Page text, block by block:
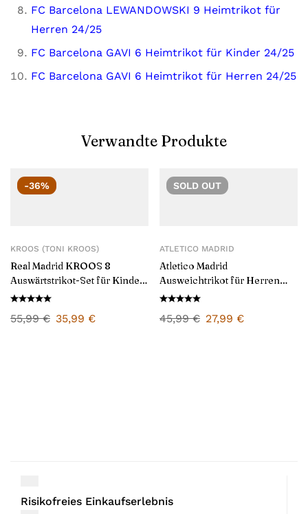
FC Barcelona LEWANDOWSKI 9 Heimtrikot für
Herren 24/25
FC Barcelona GAVI 6 Heimtrikot für Kinder 24/25
FC Barcelona GAVI 6 Heimtrikot für Herren 24/25
Verwandte Produkte
-36%
KROOS (TONI KROOS)
Real Madrid KROOS 8
Auswärtstrikot-Set für Kinder
24/25
55,99€ 35,99 €
SOLD OUT
ATLETICO MADRID
Atletico Madrid
Ausweichtrikot für Herren
2024/25
45,99€ 27,99 €
Risikofreies Einkaufserlebnis